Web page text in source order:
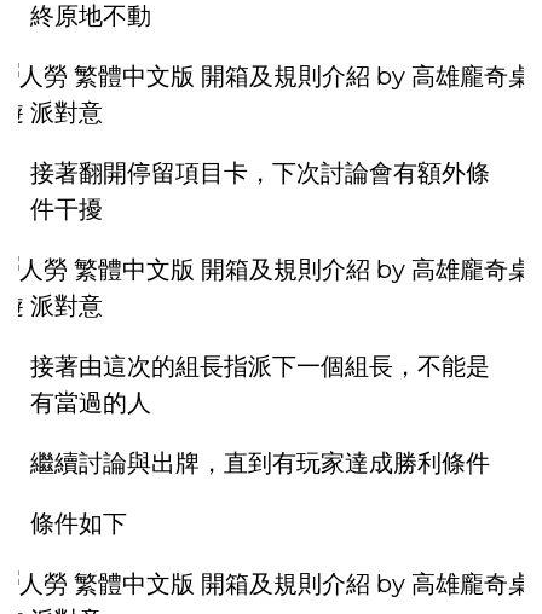
終原地不動
接著翻開停留項目卡，下次討論會有額外條
件干擾
接著由這次的組長指派下一個組長，不能是
有當過的人
繼續討論與出牌，直到有玩家達成勝利條件
條件如下